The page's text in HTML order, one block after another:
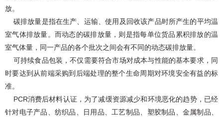
放。
碳排放量是指在生产、运输、使用及回收该产品时所产生的平均温
室气体排放量。而动态的碳排放量，则是指每单位货品累积排放的温
室气体量，同一产品的各个批次之间会有不同的动态碳排放量。
可持续食品包装，不仅需要符合市场对成本与性能的基本要求，同
时要达到从前端采购到后端处理的整个生命周期对环境安全有益的标
准。
PCR消费后材料认证，为了减缓资源减少和环境恶化的趋势，已经
针对电子产品、纺织品、日用品、工艺制品、塑胶制品、金属制品、